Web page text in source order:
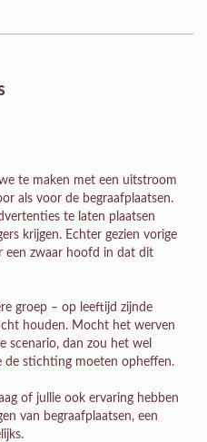
te maken met een uitstroom
als voor de begraafplaatsen.
te laten plaatsen
krijgen. Echter gezien vorige
een zwaar hoofd in dat dit
groep – op leeftijd zijnde
houden. Mocht het werven
scenario, dan zou het wel
de stichting moeten opheffen.
of jullie ook ervaring hebben
van begraafplaatsen, een